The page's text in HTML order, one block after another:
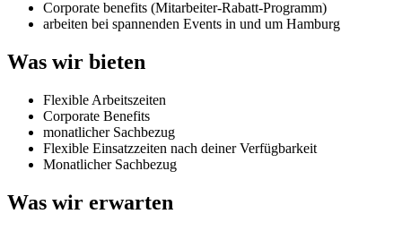
Corporate benefits (Mitarbeiter-Rabatt-Programm)
arbeiten bei spannenden Events in und um Hamburg
Was wir bieten
Flexible Arbeitszeiten
Corporate Benefits
monatlicher Sachbezug
Flexible Einsatzzeiten nach deiner Verfügbarkeit
Monatlicher Sachbezug
Was wir erwarten